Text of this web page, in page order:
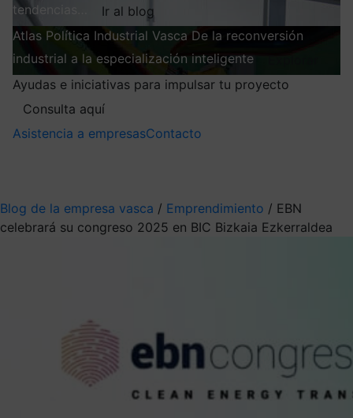
tendencias…
Ir al blog
Atlas Política Industrial Vasca De la reconversión
industrial a la especialización inteligente
Ayudas e iniciativas para impulsar tu proyecto
Consulta aquí
Asistencia a empresasContacto
Blog de la empresa vasca / Emprendimiento / EBN
celebrará su congreso 2025 en BIC Bizkaia Ezkerraldea